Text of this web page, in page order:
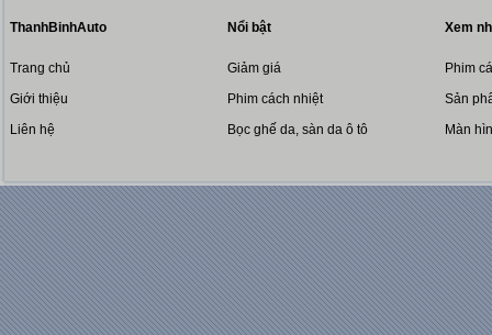
ThanhBinhAuto
Trang chủ
Giới thiệu
Liên hệ
Nổi bật
Giảm giá
Phim cách nhiệt
Bọc ghế da, sàn da ô tô
Xem
Phim
Sản
Màn